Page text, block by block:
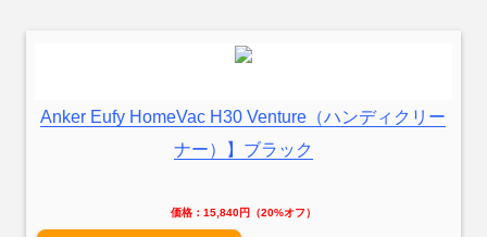
Anker Eufy HomeVac H30 Venture（ハンディクリー
ナー）】ブラック
価格：15,840円（20%オフ）